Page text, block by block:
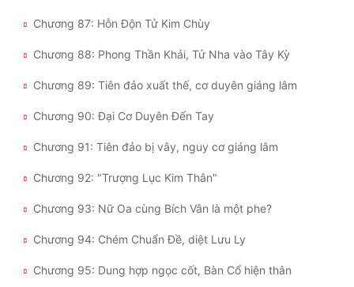
Chương 87: Hỗn Độn Tử Kim Chùy
Chương 88: Phong Thần Khải, Tử Nha vào Tây Kỳ
Chương 89: Tiên đảo xuất thế, cơ duyên giáng lâm
Chương 90: Đại Cơ Duyên Đến Tay
Chương 91: Tiên đảo bị vây, nguy cơ giáng lâm
Chương 92: "Trượng Lục Kim Thân"
Chương 93: Nữ Oa cùng Bích Vân là một phe?
Chương 94: Chém Chuẩn Đề, diệt Lưu Ly
Chương 95: Dung hợp ngọc cốt, Bàn Cổ hiện thân